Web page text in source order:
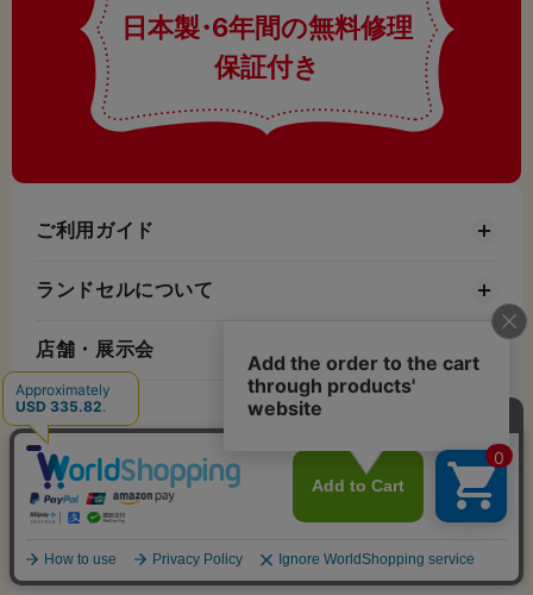
日本製・6年間の無料修理
保証付き
ご利用ガイド
ランドセルについて
店舗・展示会
お知らせ
お役立ちコンテンツ
会社情報